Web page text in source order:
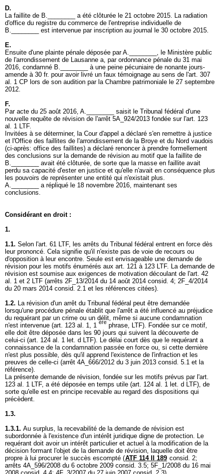
D.
La faillite de B.________ a été clôturée le 21 octobre 2015. La radiation
d'office du registre du commerce de l'entreprise individuelle de
B.________ est intervenue par inscription au journal le 30 octobre 2015.
E.
Ensuite d'une plainte pénale déposée par A.________, le Ministère public
de l'arrondissement de Lausanne a, par ordonnance pénale du 31 mai
2016, condamné B.________ à une peine pécuniaire de nonante jours-
amende à 30 fr. pour avoir livré un faux témoignage au sens de l'art. 307
al. 1 CP lors de son audition par la Chambre patrimoniale le 27 septembre
2012.
F.
Par acte du 25 août 2016, A.________ saisit le Tribunal fédéral d'une
nouvelle requête de révision de l'arrêt 5A_924/2013 fondée sur l'art. 123
al. 1 LTF.
Invitées à se déterminer, la Cour d'appel a déclaré s'en remettre à justice
et l'Office des faillites de l'arrondissement de la Broye et du Nord vaudois
(ci-après: office des faillites) a déclaré renoncer à prendre formellement
des conclusions sur la demande de révision au motif que la faillite de
B.________ avait été clôturée, de sorte que la masse en faillite avait
perdu sa capacité d'ester en justice et qu'elle n'avait en conséquence plus
les pouvoirs de représenter une entité qui n'existait plus.
A.________ a répliqué le 18 novembre 2016, maintenant ses
conclusions.
Considérant en droit :
1.
1.1. Selon l'art. 61 LTF, les arrêts du Tribunal fédéral entrent en force dès
leur prononcé. Cela signifie qu'il n'existe pas de voie de recours ou
d'opposition à leur encontre. Seule est envisageable une demande de
révision pour les motifs énumérés aux art. 121 à 123 LTF. La demande de
révision est soumise aux exigences de motivation découlant de l'art. 42
al. 1 et 2 LTF (arrêts 2F_13/2014 du 14 août 2014 consid. 4; 2F_4/2014
du 20 mars 2014 consid. 2.1 et les références citées).
1.2. La révision d'un arrêt du Tribunal fédéral peut être demandée
lorsqu'une procédure pénale établit que l'arrêt a été influencé au préjudice
du requérant par un crime ou un délit, même si aucune condamnation
n'est intervenue (art. 123 al. 1, 1 ère phrase, LTF). Fondée sur ce motif,
elle doit être déposée dans les 90 jours qui suivent la découverte de
celui-ci (art. 124 al. 1 let. d LTF). Le délai court dès que le requérant a
connaissance de la condamnation passée en force ou, si cette dernière
n'est plus possible, dès qu'il apprend l'existence de l'infraction et les
preuves de celle-ci (arrêt 4A_666/2012 du 3 juin 2013 consid. 5.1 et la
référence).
La présente demande de révision, fondée sur les motifs prévus par l'art.
123 al. 1 LTF, a été déposée en temps utile (art. 124 al. 1 let. d LTF), de
sorte qu'elle est en principe recevable au regard des dispositions qui
précèdent.
1.3.
1.3.1. Au surplus, la recevabilité de la demande de révision est
subordonnée à l'existence d'un intérêt juridique digne de protection. Le
requérant doit avoir un intérêt particulier et actuel à la modification de la
décision formant l'objet de la demande de révision, laquelle doit être
propre à lui procurer le succès escompté (ATF 114 II 189 consid. 2;
arrêts 4A_596/2008 du 6 octobre 2009 consid. 3.5; 5F_1/2008 du 16 mai